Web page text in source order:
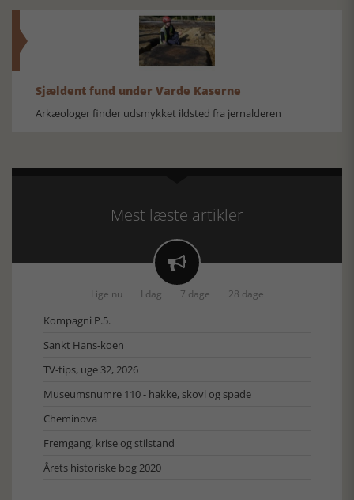
Sjældent fund under Varde Kaserne
Arkæologer finder udsmykket ildsted fra jernalderen
Mest læste artikler

Lige nu I dag 7 dage 28 dage
Kompagni P.5.
Sankt Hans-koen
TV-tips, uge 32, 2026
Museumsnumre 110 - hakke, skovl og spade
Cheminova
Fremgang, krise og stilstand
Årets historiske bog 2020